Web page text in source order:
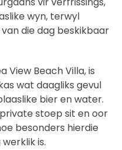
wyn, terwyl
die dag beskikbaar
View Beach Villa, is
wat daagliks gevul
bier en water.
stoep sit en oor
besonders hierdie
is.